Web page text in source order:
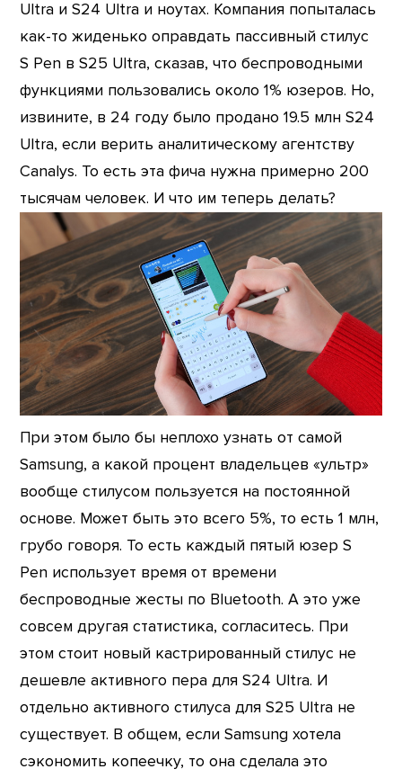
Ultra и S24 Ultra и ноутах. Компания попыталась
как-то жиденько оправдать пассивный стилус
S Pen в S25 Ultra, сказав, что беспроводными
функциями пользовались около 1% юзеров. Но,
извините, в 24 году было продано 19.5 млн S24
Ultra, если верить аналитическому агентству
Canalys. То есть эта фича нужна примерно 200
тысячам человек. И что им теперь делать?
При этом было бы неплохо узнать от самой
Samsung, а какой процент владельцев «ультр»
вообще стилусом пользуется на постоянной
основе. Может быть это всего 5%, то есть 1 млн,
грубо говоря. То есть каждый пятый юзер S
Pen использует время от времени
беспроводные жесты по Bluetooth. А это уже
совсем другая статистика, согласитесь. При
этом стоит новый кастрированный стилус не
дешевле активного пера для S24 Ultra. И
отдельно активного стилуса для S25 Ultra не
существует. В общем, если Samsung хотела
сэкономить копеечку, то она сделала это